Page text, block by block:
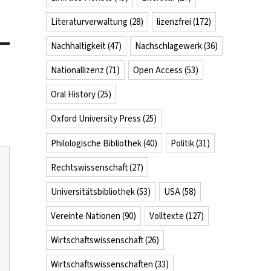
Literaturverwaltung (28) lizenzfrei (172)
Nachhaltigkeit(47) Nachschlagewerk(36)
Nationallizenz (71) Open Access (53)
Oral History(25)
Oxford University Press (25)
Philologische Bibliothek(40) Politik(31)
Rechtswissenschaft(27)
Universitätsbibliothek(53) USA(58)
Vereinte Nationen (90) Volltexte (127)
Wirtschaftswissenschaft(26)
Wirtschaftswissenschaften (33)